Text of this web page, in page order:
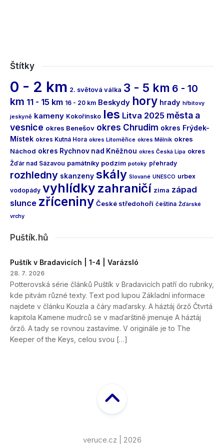
Štítky
0 - 2 km 2. světová válka 3 - 5 km 6 - 10
km 11 - 15 km 16 - 20 km Beskydy hory hrady hřbitovy
jeskyně kameny Kokořínsko les Litva 2025 města a
vesnice okres Benešov okres Chrudim okres Frýdek-
Místek okres Kutná Hora okres Litoměřice okres Mělník okres
Náchod okres Rychnov nad Kněžnou okres Česká Lípa okres
Žďár nad Sázavou památníky podzim potoky přehrady
rozhledny skanzeny skály Slované UNESCO urbex
vodopády vyhlídkyzahraničí zima západ
slunce zříceniny České středohoří čeština Žďárské
vrchy
Puštík.hů
Puštík v Bradavicích | 1-4 | Varázsló
28. 7. 2026
Potterovská série článků Puštík v Bradavicích patří do rubriky,
kde pitvám různé texty. Text pod lupou Základní informace
najdete v článku Kouzla a čáry maďarsky. A háztáj őrző Čtvrtá
kapitola Kamene mudrců se v maďarštině jmenuje A háztáj
őrző. A tady se rovnou zastavíme. V originále je to The
Keeper of the Keys, celou svou […]
veruce.cz | 2026